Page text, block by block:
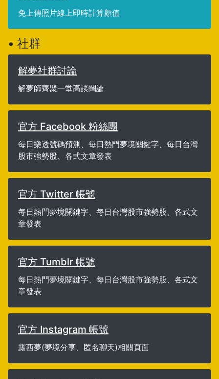
免上傳照片線上即時計算顏值
• 社群
解夢社群討論
解夢師齊聚一堂高談闊論
官方 Facebook 粉絲團
每日樂透號碼預測、每日熱門夢境關鍵字、每日台灣
股市強勢股、各式文章發表
官方 Twitter 帳號
每日熱門夢境關鍵字、每日台灣股市強勢股、各式文
章發表
官方 Tumblr 帳號
每日熱門夢境關鍵字、每日台灣股市強勢股、各式文
章發表
官方 Instagram 帳號
露西夢(夢境分享、匿名聊天)相關頁面